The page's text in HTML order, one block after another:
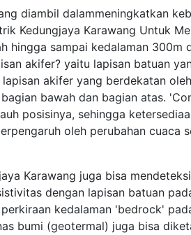
diambil dalammeningkatkan
Kedungjaya Karawang Untuk
hingga sampai kedalaman 300m
akifer? yaitu lapisan batuan
akifer yang berdekatan
bawah dan bagian atas.
posisinya, sehingga
oleh perubahan cuaca
Karawang juga bisa
dengan lapisan batuan
kedalaman 'bedrock'
bumi (geotermal) juga bisa